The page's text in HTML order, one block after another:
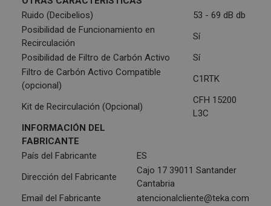
Ruido (Decibelios)
53 - 69 dB db
Posibilidad de Funcionamiento en
Recirculación
Sí
Posibilidad de Filtro de Carbón Activo
Sí
Filtro de Carbón Activo Compatible
(opcional)
C1RTK
Kit de Recirculación (Opcional)
CFH 15200
L3C
INFORMACIÓN DEL
FABRICANTE
País del Fabricante
ES
Dirección del Fabricante
Cajo 17 39011 Santander
Cantabria
Email del Fabricante
atencionalcliente@teka.com